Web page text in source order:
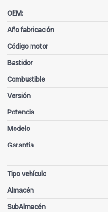
OEM:
Año fabricación
Código motor
Bastidor
Combustible
Versión
Potencia
Modelo
Garantia
Tipo vehículo
Almacén
SubAlmacén